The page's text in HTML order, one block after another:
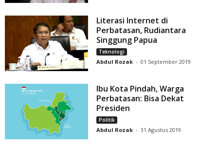
Literasi Internet di
Perbatasan, Rudiantara
Singgung Papua
Teknologi
Abdul Rozak - 01 September 2019
Ibu Kota Pindah, Warga
Perbatasan: Bisa Dekat
Presiden
Politik
Abdul Rozak - 31 Agustus 2019